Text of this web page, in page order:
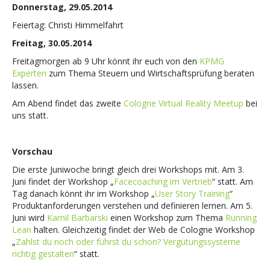
Donnerstag, 29.05.2014
Feiertag: Christi Himmelfahrt
Freitag, 30.05.2014
Freitagmorgen ab 9 Uhr könnt ihr euch von den KPMG
Experten zum Thema Steuern und Wirtschaftsprüfung beraten
lassen.
Am Abend findet das zweite Cologne Virtual Reality Meetup bei
uns statt.
Vorschau
Die erste Juniwoche bringt gleich drei Workshops mit. Am 3.
Juni findet der Workshop „Facecoaching im Vertrieb“ statt. Am
Tag danach könnt ihr im Workshop „User Story Training“
Produktanforderungen verstehen und definieren lernen. Am 5.
Juni wird Kamil Barbarski einen Workshop zum Thema Running
Lean halten. Gleichzeitig findet der Web de Cologne Workshop
„Zahlst du noch oder führst du schon? Vergütungssysteme
richtig gestalten“ statt.